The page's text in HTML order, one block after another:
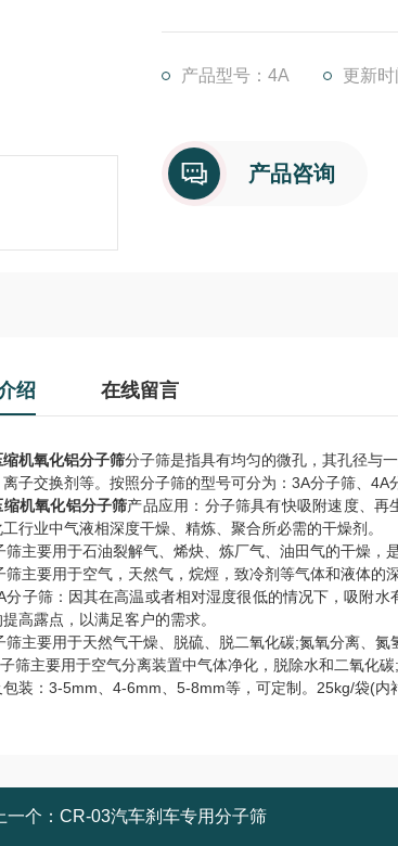
产品型号：4A 更新
产品咨询
绍 在线留言
机氧化铝分子筛分子筛是指具有均匀的微孔，其孔径与
子交换剂等。按照分子筛的型号可分为： 3A分子筛、 4A
缩机氧化铝分子筛产品应用：分子筛具有快吸附速度、
行业中气液相深度干燥、精炼、聚合所必需的干燥剂。
筛主要用于石油裂解气、烯炔、炼厂气、油田气的干燥，
筛主要用于空气，天然气，烷烴，致冷剂等气体和液体的
分子筛：因其在高温或者相对湿度很低的情况下，吸附水
高露点，以满足客户的需求。
筛主要用于天然气干燥、脱硫、脱二氧化碳;氮氧分离、氮
筛主要用于空气分离装置中气体净化，脱除水和二氧化碳;
装： 3-5mm 4-6mm 5-8mm等，可定制。 25kg/袋(内
一个： CR-03汽车刹车专用分子筛